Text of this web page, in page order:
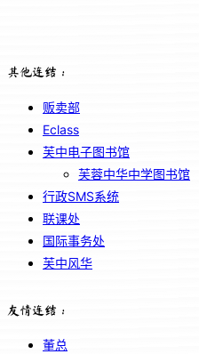
其他连结：
贩卖部
Eclass
芙中电子图书馆
芙蓉中华中学图书馆
行政SMS系统
联课处
国际事务处
芙中风华
友情连结：
董总